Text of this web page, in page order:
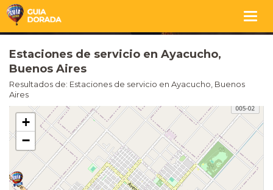
Estaciones de servicio en Ayacucho,
Buenos Aires
Resultados de: Estaciones de servicio en Ayacucho, Buenos
Aires
+
−